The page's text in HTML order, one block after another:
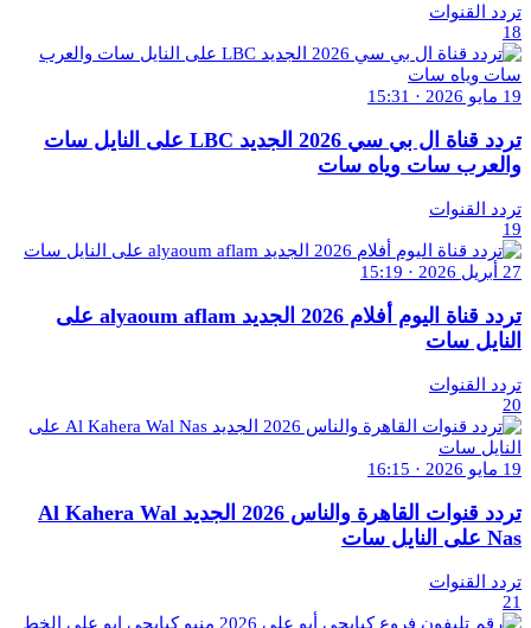
تردد القنوات
18
19 مايو 2026 · 15:31
تردد قناة ال بي سي 2026 الجديد LBC على النايل سات
والعرب سات وياه سات
تردد القنوات
19
27 أبريل 2026 · 15:19
تردد قناة اليوم أفلام 2026 الجديد alyaoum aflam على
النايل سات
تردد القنوات
20
19 مايو 2026 · 16:15
تردد قنوات القاهرة والناس 2026 الجديد Al Kahera Wal
Nas على النايل سات
تردد القنوات
21